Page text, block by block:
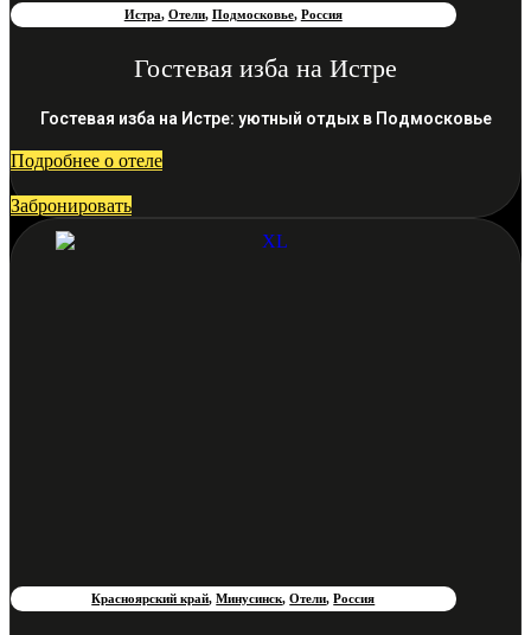
Истра, Отели, Подмосковье, Россия
Гостевая изба на Истре
Гостевая изба на Истре: уютный отдых в Подмосковье
Подробнее о отеле
Забронировать
Красноярский край,Минусинск,Отели,Россия